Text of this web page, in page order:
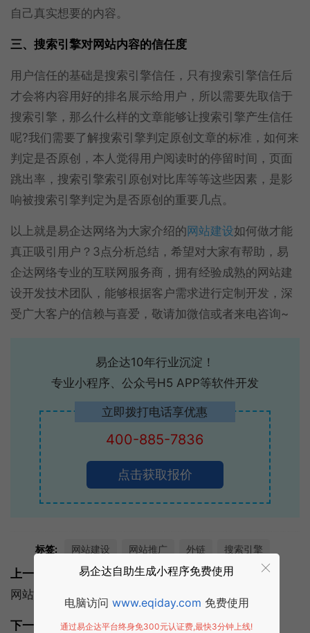
自己真实想要的内容。
三、搜索引擎对网站内容的信任度
用户信任的基础是搜索引擎信任，只有搜索引擎信任后
才会将内容用好的排名展示给用户，所以需要先取信于
搜索引擎，那么什么样的文章能够让搜索引擎产生信任
呢?我们需要了解搜索引擎判定原创文章的标准，如何来
判定是否原创，本人觉得用户阅读时的停留时间，页面
跳出率，搜索引擎索引原创对比库等等这些因素，是影
响被搜索引擎判定为是否原创的重要几点。
以上就是易企达网络为大家介绍的 网站建设如何做才能
真正吸引用户？3点分析总结，希望对大家有帮助，易
企达网络专业的互联网服务商，拥有经验成熟的网站建
设开发技术团队，能够根据客户需求进行定制开发，深
受广大客户的信赖与喜爱，敬请加微信或者来电咨询~
易企达10年行业沉淀！
专业小程序、公众号H5 APP等软件开发
立即拨打电话享优惠
400-885-7836
点击获取报价
标签: 网站建设 网站推广 外链 搜索引擎
上一篇:
网站建设：质量好的网站必须具备什么条件？
下一篇:
易企达自助生成小程序免费使用
电脑访问 www.eqiday.com 免费使用
通过易企达平台终身免300元认证费,最快3分钟上线!